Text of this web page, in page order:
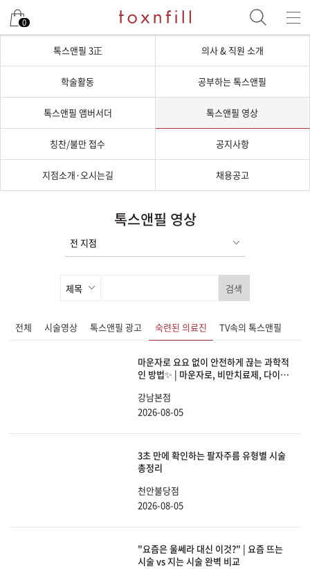
0
톡스앤필 3正 의사 & 직원 소개
학술활동 공부하는 톡스앤필
톡스앤필 앰버서더 톡스앤필 영상
칭찬/불만 접수 공지사항
지점소개·오시는길 채용공고
톡스앤필 영상
검색
전체 시술영상 톡스앤필 광고 숙련된 의료진 TV속의 톡스앤필
마운자로 요요 없이 안전하게 끊는 과학적
인 방법✨ | 마운자로, 비만치료제, 다이어
강남본점
2026-08-05
3초 만에 확인하는 팔자주름 유형별 시술
총정리
천안불당점
2026-08-05
"요즘은 울쎄라 대신 이것?" | 요즘 뜨는
시술 vs 지는 시술 완벽 비교